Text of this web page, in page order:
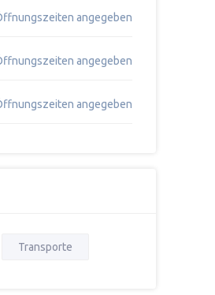
angegeben
angegeben
angegeben
Transporte